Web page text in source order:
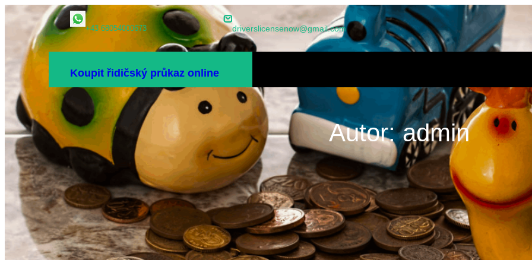
Přeskočit
obsah
+43 68054000673 driverslicensenow@gmail.com
Koupit řidičský průkaz online
Autor:admin